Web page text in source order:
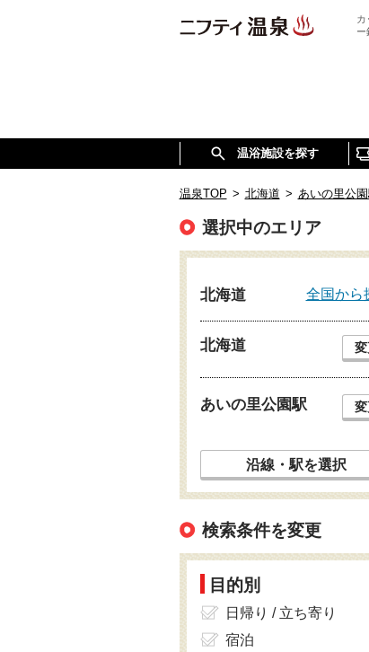
カ
ー
温浴施設を探す
温泉TOP > 北海道 > あいの里公
選択中のエリア
北海道 全国から
北海道
あいの里公園駅
沿線・駅を選択
検索条件を変更
目的別
日帰り / 立ち寄り
宿泊